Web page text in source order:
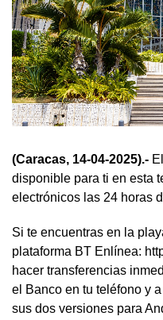
(Caracas, 14-04-2025).-
disponible para ti en esta
electrónicos las 24 horas
Si te encuentras en la
plataforma BT Enlínea:
hacer transferencias
el Banco en tu teléfono y
sus dos versiones para